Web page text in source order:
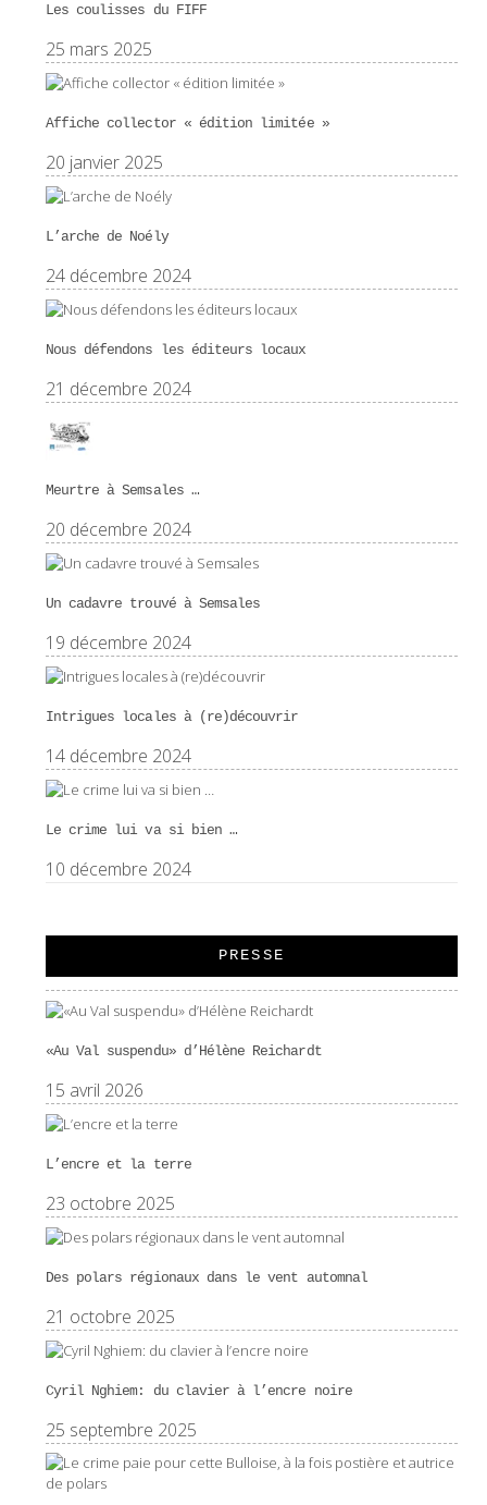
Les coulisses du FIFF
25 mars 2025
Affiche collector « édition limitée »
20 janvier 2025
L’arche de Noély
24 décembre 2024
Nous défendons les éditeurs locaux
21 décembre 2024
Meurtre à Semsales …
20 décembre 2024
Un cadavre trouvé à Semsales
19 décembre 2024
Intrigues locales à (re)découvrir
14 décembre 2024
Le crime lui va si bien …
10 décembre 2024
PRESSE
«Au Val suspendu» d’Hélène Reichardt
15 avril 2026
L’encre et la terre
23 octobre 2025
Des polars régionaux dans le vent automnal
21 octobre 2025
Cyril Nghiem: du clavier à l’encre noire
25 septembre 2025